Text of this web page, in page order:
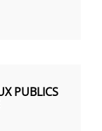
PUBLICS